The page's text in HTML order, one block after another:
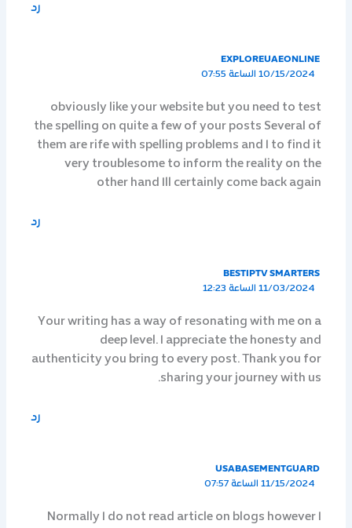
رد
EXPLOREUAEONLINE
10/15/2024 الساعة 07:55
obviously like your website but you need to test
the spelling on quite a few of your posts Several of
them are rife with spelling problems and I to find it
very troublesome to inform the reality on the
other hand Ill certainly come back again
رد
BESTIPTV SMARTERS
11/03/2024 الساعة 12:23
Your writing has a way of resonating with me on a
deep level. I appreciate the honesty and
authenticity you bring to every post. Thank you for
sharing your journey with us.
رد
USABASEMENTGUARD
11/15/2024 الساعة 07:57
Normally I do not read article on blogs however I